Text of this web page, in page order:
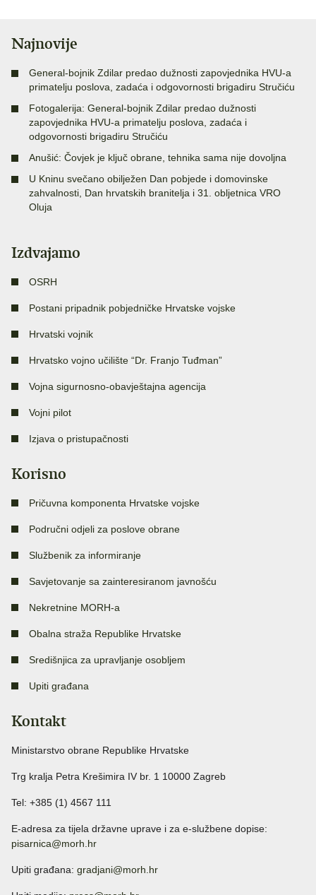
Najnovije
General-bojnik Zdilar predao dužnosti zapovjednika HVU-a
primatelju poslova, zadaća i odgovornosti brigadiru Stručiću
Fotogalerija: General-bojnik Zdilar predao dužnosti
zapovjednika HVU-a primatelju poslova, zadaća i
odgovornosti brigadiru Stručiću
Anušić: Čovjek je ključ obrane, tehnika sama nije dovoljna
U Kninu svečano obilježen Dan pobjede i domovinske
zahvalnosti, Dan hrvatskih branitelja i 31. obljetnica VRO
Oluja
Izdvajamo
OSRH
Postani pripadnik pobjedničke Hrvatske vojske
Hrvatski vojnik
Hrvatsko vojno učilište “Dr. Franjo Tuđman”
Vojna sigurnosno-obavještajna agencija
Vojni pilot
Izjava o pristupačnosti
Korisno
Pričuvna komponenta Hrvatske vojske
Područni odjeli za poslove obrane
Službenik za informiranje
Savjetovanje sa zainteresiranom javnošću
Nekretnine MORH-a
Obalna straža Republike Hrvatske
Središnjica za upravljanje osobljem
Upiti građana
Kontakt
Ministarstvo obrane Republike Hrvatske
Trg kralja Petra Krešimira IV br. 1 10000 Zagreb
Tel: +385 (1) 4567 111
E-adresa za tijela državne uprave i za e-službene dopise:
pisarnica@morh.hr
Upiti građana: gradjani@morh.hr